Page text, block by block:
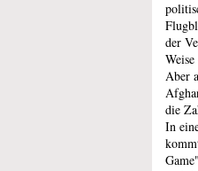
der
Aber
die
In